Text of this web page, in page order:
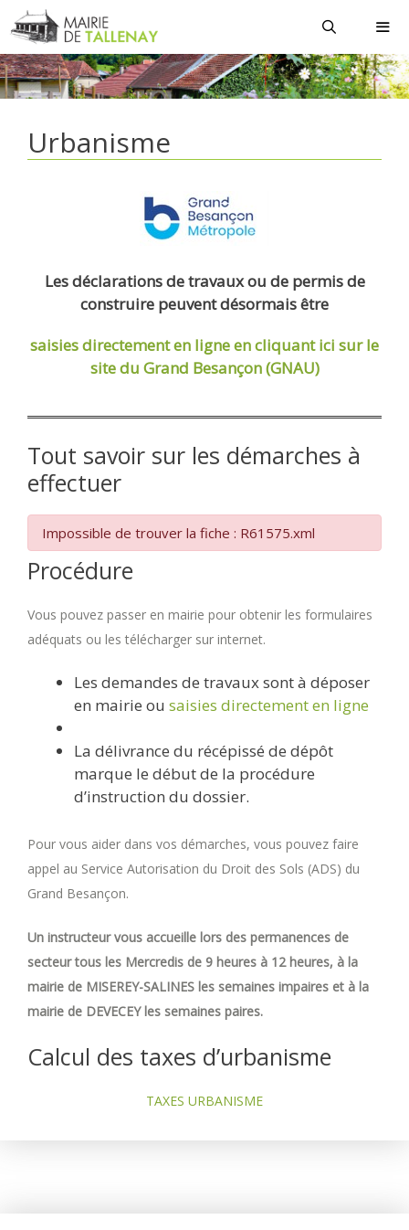
Aller
au
contenu
Urbanisme
Les déclarations de travaux ou de permis de
construire peuvent désormais être
saisies directement en ligneen cliquant ici sur le
site du Grand Besançon (GNAU)
Tout savoir sur les démarches à
effectuer
Impossible de trouver la fiche : R61575.xml
Procédure
Vous pouvez passer en mairie pour obtenir les formulaires
adéquats ou les télécharger sur internet.
Les demandes de travaux sont à déposer
en mairie ou saisies directement en ligne
La délivrance du récépissé de dépôt
marque le début de la procédure
d’instruction du dossier.
Pour vous aider dans vos démarches, vous pouvez faire
appel au Service Autorisation du Droit des Sols (ADS) du
Grand Besançon.
Un instructeur vous accueille lors des permanences de
secteur tous les Mercredis de 9 heures à 12 heures, à la
mairie de MISEREY-SALINES les semaines impaires et à la
mairie de DEVECEY les semaines paires.
Calcul des taxes d’urbanisme
TAXES URBANISME